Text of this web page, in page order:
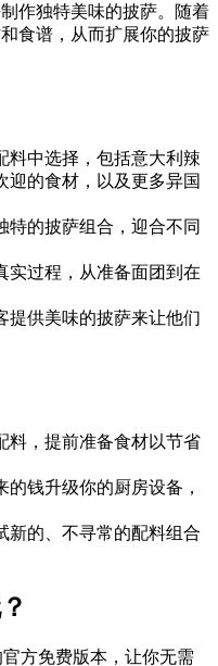
作独特美味的披萨。随着
食谱，从而扩展你的披萨
料中选择，包括意大利辣
迎的食材，以及更多异国
特的披萨组合，迎合不同
实过程，从准备面团到在
提供美味的披萨来让他们
料，提前准备食材以节省
的钱升级你的厨房设备，
新的、不寻常的配料组合
方免费版本，让你无需